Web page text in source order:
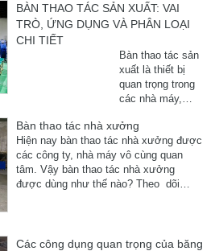
lượng cao, thiết
kế linh hoạt cho
vượt trội so với
các loại bàn
lượng nhẹ, bền
bỉ, thẩm mỹ cao
và dễ lắp ...
BÀN THAO TÁC SẢN XUẤT: VAI
TRÒ, ỨNG DỤNG VÀ PHÂN LOẠI
CHI TIẾT
Bàn thao tác sản
xuất là thiết bị
quan trọng trong
các nhà máy,
gian và tăng hiệu
quả làm việc. Bài
viết sẽ giúp bạn
hiểu rõ ...
Bàn thao tác nhà xưởng
Hiện nay bàn thao tác nhà xưởng được
các công ty, nhà máy vô cùng quan
tâm. Vậy bàn thao tác nhà xưởng
được dùng như thế nào? Theo dõi
Các công dụng quan trọng của băng